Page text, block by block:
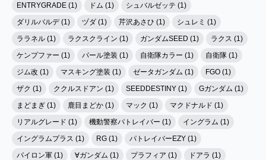
ENTRYGRADE (1)
ドム (1)
シュバルゼッテ (1)
ダリルバルデ (1)
ヅダ (1) 芹沢あさひ (1)
シュレミ (1)
ララネル (1)
ラクスクライン (1) ガンダムSEED (1)
ラクス (1)
ケンプファー (1)
パール塗装 (1) 自衛隊カラー (1)
自衛隊 (1)
ジム改 (1)
マスキング塗装 (1) ゼータガンダム (1)
FGO (1)
ザク (1)
ククルスドアン (1) SEEDDESTINY (1)
Gガンダム (1)
まどまぎ (1)
鹿目まどか (1) マック (1)
マクドナルド (1)
リアルグレード (1)
機動警察パトレイバー (1)
イングラム (1)
イングラムプラス (1)
RG (1)
パトレイバーEZY (1)
パイロン軍 (1)
∀ガンダム (1) プラフィア (1)
ドアラ (1)